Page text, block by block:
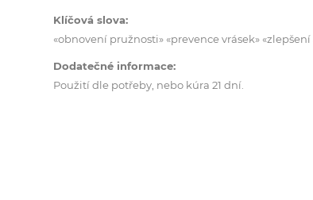
Klíčová slova:
«obnovení pružnosti» «prevence vrásek»
Dodatečné informace:
Použití dle potřeby, nebo kúra 21 dní.